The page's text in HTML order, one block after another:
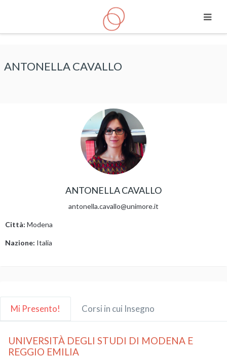
ANTONELLA CAVALLO
ANTONELLA CAVALLO
antonella.cavallo@unimore.it
Città: Modena
Nazione: Italia
Mi Presento! Corsi in cui Insegno
UNIVERSITÀ DEGLI STUDI DI MODENA E
REGGIO EMILIA